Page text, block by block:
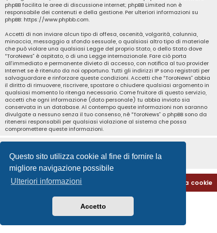
Questo sito utilizza cookie al fine di fornire la
migliore navigazione possibile
Ulteriori informazioni
Accetto
phpBB facilita le aree di discussione internet; phpBB Limited non è
responsabile dei contenuti e della gestione. Per ulteriori informazioni su
phpBB: https://www.phpbb.com.
Accetti di non inviare alcun tipo di offesa, oscenità, volgarità, calunnia,
minaccia, messaggio a sfondo sessuale, o qualsiasi altro tipo di materiale
che può violare una qualsiasi Legge del proprio Stato, o dello Stato dove
“ToroNews” è ospitato, o di una Legge internazionale. Fare ciò porta
all’immediato e permanente divieto di accesso, con notifica al tuo provider
Internet se è ritenuto da noi opportuno. Tutti gli indirizzi IP sono registrati per
salvaguardare e rinforzare queste condizioni. Accetti che “ToroNews” abbia
il diritto di rimuovere, riscrivere, spostare o chiudere qualsiasi argomento in
qualsiasi momento lo ritenga necessario. Come fruitore di questo servizio,
accetti che ogni informazione (dato personale) tu abbia inviato sia
conservata in un database. Al contempo queste informazioni non saranno
divulgate a nessuno senza il tuo consenso, né “ToroNews” o phpBB sono da
ritenersi responsabili per qualsiasi violazione al sistema che possa
compromettere queste informazioni.
Home Indice Cancella cookie